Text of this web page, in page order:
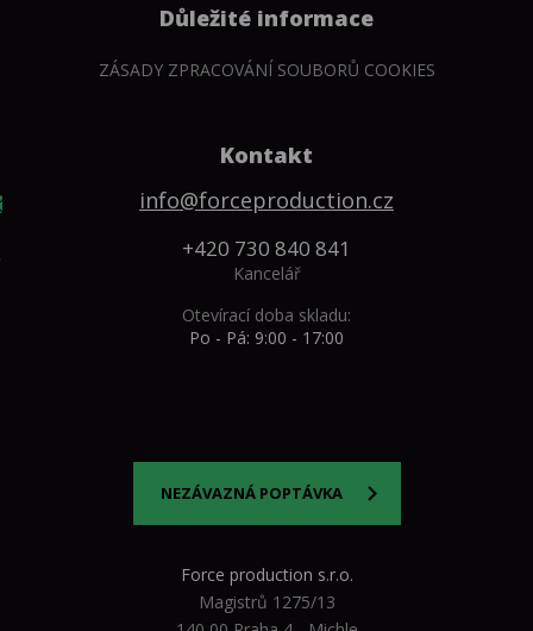
Důležité informace
ZÁSADY ZPRACOVÁNÍ SOUBORŮ COOKIES
Kontakt
info@forceproduction.cz
+420 730 840 841
Kancelář
Otevírací doba skladu:
Po - Pá: 9:00 - 17:00
NEZÁVAZNÁ POPTÁVKA
Force production s.r.o.
Magistrů 1275/13